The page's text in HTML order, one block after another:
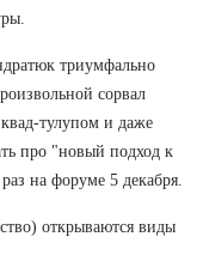
триумфально
сорвал
тулупом и даже
про "новый подход к
на форуме 5 декабря.
открываются виды